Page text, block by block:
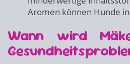
Aromen können Hunde
Wann wird